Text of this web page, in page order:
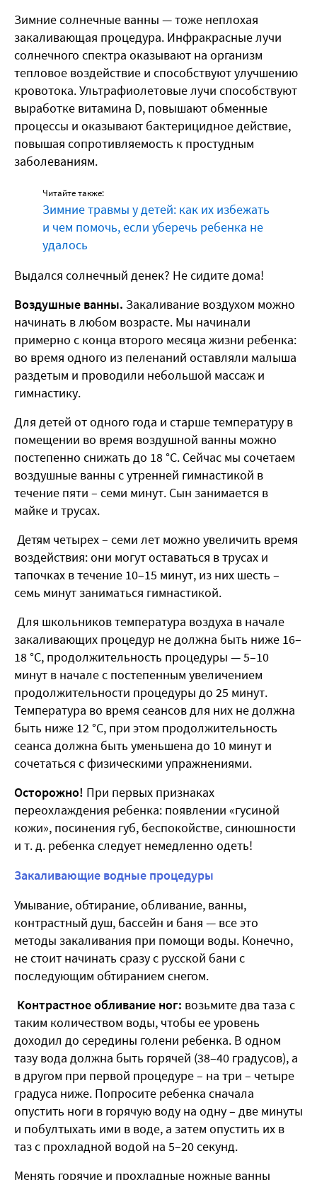
Зимние солнечные ванны — тоже неплохая
закаливающая процедура. Инфракрасные лучи
солнечного спектра оказывают на организм
тепловое воздействие и способствуют улучшению
кровотока. Ультрафиолетовые лучи способствуют
выработке витамина D, повышают обменные
процессы и оказывают бактерицидное действие,
повышая сопротивляемость к простудным
заболеваниям.
Читайте также:
Зимние травмы у детей: как их избежать
и чем помочь, если уберечь ребенка не
удалось
Выдался солнечный денек? Не сидите дома!
Воздушные ванны. Закаливание воздухом можно
начинать в любом возрасте. Мы начинали
примерно с конца второго месяца жизни ребенка:
во время одного из пеленаний оставляли малыша
раздетым и проводили небольшой массаж и
гимнастику.
Для детей от одного года и старше температуру в
помещении во время воздушной ванны можно
постепенно снижать до 18 °С. Сейчас мы сочетаем
воздушные ванны с утренней гимнастикой в
течение пяти – семи минут. Сын занимается в
майке и трусах.
Детям четырех – семи лет можно увеличить время
воздействия: они могут оставаться в трусах и
тапочках в течение 10–15 минут, из них шесть –
семь минут заниматься гимнастикой.
Для школьников температура воздуха в начале
закаливающих процедур не должна быть ниже 16–
18 °С, продолжительность процедуры — 5–10
минут в начале с постепенным увеличением
продолжительности процедуры до 25 минут.
Температура во время сеансов для них не должна
быть ниже 12 °С, при этом продолжительность
сеанса должна быть уменьшена до 10 минут и
сочетаться с физическими упражнениями.
Осторожно! При первых признаках
переохлаждения ребенка: появлении «гусиной
кожи», посинения губ, беспокойстве, синюшности
и т. д. ребенка следует немедленно одеть!
Закаливающие водные процедуры
Умывание, обтирание, обливание, ванны,
контрастный душ, бассейн и баня — все это
методы закаливания при помощи воды. Конечно,
не стоит начинать сразу с русской бани с
последующим обтиранием снегом.
Контрастное обливание ног: возьмите два таза с
таким количеством воды, чтобы ее уровень
доходил до середины голени ребенка. В одном
тазу вода должна быть горячей (38–40 градусов), а
в другом при первой процедуре – на три – четыре
градуса ниже. Попросите ребенка сначала
опустить ноги в горячую воду на одну – две минуты
и побултыхать ими в воде, а затем опустить их в
таз с прохладной водой на 5–20 секунд.
Менять горячие и прохладные ножные ванны